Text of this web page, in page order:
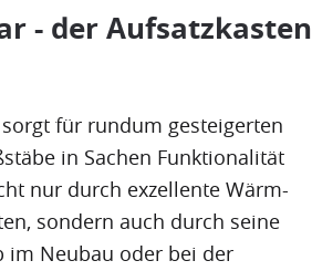
- der Aufsatzkasten
sorgt für rundum gesteigerten
in Sachen Funktionalität
nur durch exzellente Wärm-
sondern auch durch seine
im Neubau oder bei der